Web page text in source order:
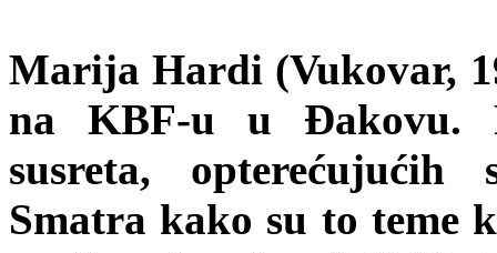
Marija Hardi (Vukovar,
na KBF-u u Đakovu.
susreta,
Smatra kako su to teme